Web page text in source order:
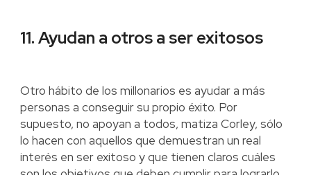
11. Ayudan a otros a ser exitosos
Otro hábito de los millonarios es ayudar a más
personas a conseguir su propio éxito. Por
supuesto, no apoyan a todos, matiza Corley, sólo
lo hacen con aquellos que demuestran un real
interés en ser exitoso y que tienen claros cuáles